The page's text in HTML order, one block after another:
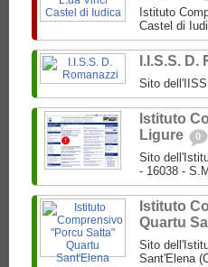
Istituto
Castel di
I.I.S.S. D.
Sito
Istituto
Ligure
0
Sito
- 16038 -
Istituto
Quartu
Sito
Sant'Elena